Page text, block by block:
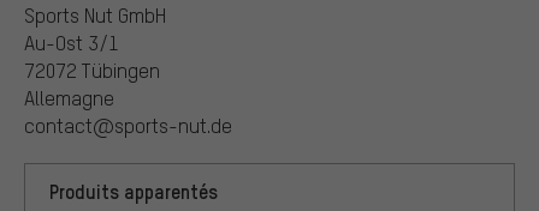
Sports Nut GmbH
Au-Ost 3/1
72072 Tübingen
Allemagne
contact@sports-nut.de
Produits apparentés